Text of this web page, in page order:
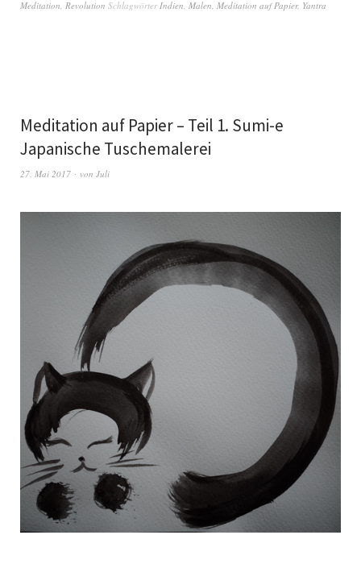
Meditation, Revolution SchlagwörterIndien, Malen, Meditation auf Papier, Yantra
Meditation auf Papier – Teil 1. Sumi-e
Japanische Tuschemalerei
27. Mai 2017 von Juli